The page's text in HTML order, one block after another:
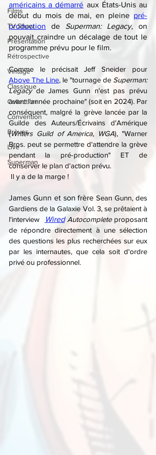
Films
TV Show
Présentation
Rétrospective
Vintage
Classique
Collection
Convention
Brèves
Live
Superman
américains a démarré aux États-Unis au
début du mois de mai, en pleine pré-
production de Superman: Legacy, on
pouvait craindre un décalage de tout le
programme prévu pour le film.
Above The Line, le "tournage de Superman:
Legacy de James Gunn n'est pas prévu
avant l'année prochaine" (soit en 2024). Par
conséquent, malgré la grève lancée par la
Guilde des Auteurs/Écrivains d'Amérique
(Writers Guild of America, WGA), "Warner
Bros. peut se permettre d'attendre la grève
pendant la pré-production" ET de
conserver le plan d'action prévu.
Il y a de la marge !
James Gunn et son frère Sean Gunn, des
Gardiens de la Galaxie Vol. 3, se prêtaient à
l'interview
Wired Autocomplete proposant
de répondre directement à une sélection
des questions les plus recherchées sur eux
par les internautes, que cela soit d'ordre
privé ou professionnel.